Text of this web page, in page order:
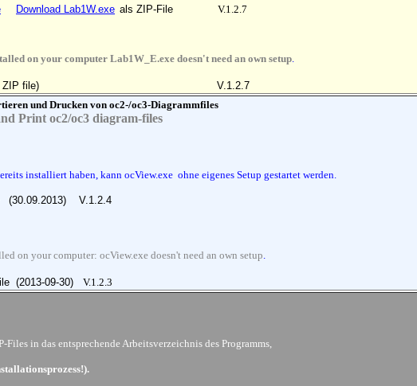
Download Lab1W.exe als ZIP-File V.1.2.7
on your computer Lab1W_E.exe doesn't need an own setup.
ZIP file) V.1.2.7
und Drucken von oc2-/oc3-Diagrammfiles
Print oc2/oc3 diagram-files
installiert haben, kann ocView.exe ohne eigenes Setup gestartet werden.
(30.09.2013) V.1.2.4
on your computer: ocView.exe doesn't need an own setup.
(2013-09-30) V.1.2.3
Files in das entsprechende Arbeitsverzeichnis des Programms,